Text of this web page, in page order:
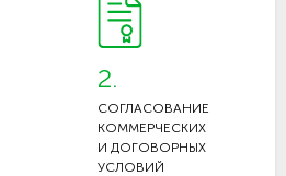
2.
СОГЛАСОВАНИЕ
КОММЕРЧЕСКИХ
И ДОГОВОРНЫХ
УСЛОВИЙ